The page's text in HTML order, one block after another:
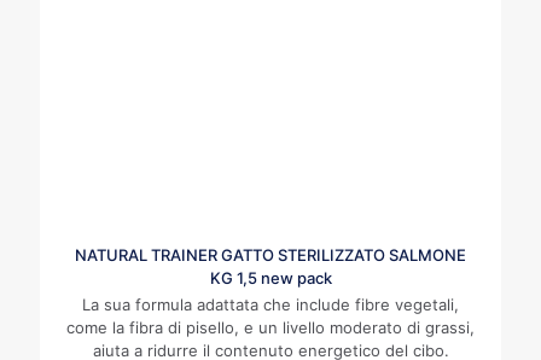
NATURAL TRAINER GATTO STERILIZZATO SALMONE
KG 1,5 new pack
La sua formula adattata che include fibre vegetali,
come la fibra di pisello, e un livello moderato di grassi,
aiuta a ridurre il contenuto energetico del cibo.